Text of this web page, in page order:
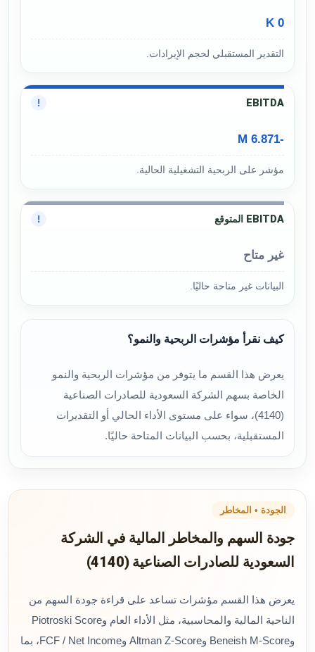
0 K
التقدير المستقبلي لحجم الإيرادات.
EBITDA
!
-6.871 M
مؤشر على الربحية التشغيلية الحالية.
EBITDA المتوقع !
غير متاح
البيانات غير متاحة حاليًا.
كيف نقرأ مؤشرات الربحية والنمو؟
يعرض هذا القسم ما يتوفر من مؤشرات الربحية والنمو
الخاصة بسهم الشركة السعودية للصادرات الصناعية
(4140)، سواء على مستوى الأداء الحالي أو التقديرات
المستقبلية، بحسب البيانات المتاحة حاليًا.
الجودة • المخاطر
جودة السهم والمخاطر المالية في الشركة
السعودية للصادرات الصناعية (4140)
يعرض هذا القسم مؤشرات تساعد على قراءة جودة السهم من
الناحية المالية والمحاسبية، مثل الأداء العام وPiotroski Score
وBeneish M-Score وAltman Z-Score وFCF / Net Income، بما